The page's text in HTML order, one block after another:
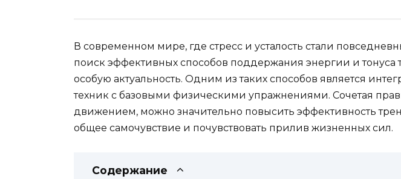
В современном мире, где стресс и усталость стали
поиск эффективных способов поддержания энергии и тонуса
особую актуальность. Одним из таких способов является
техник с базовыми физическими упражнениями. Сочетая
движением, можно значительно повысить эффективность
общее самочувствие и почувствовать прилив жизненных сил.
Содержание